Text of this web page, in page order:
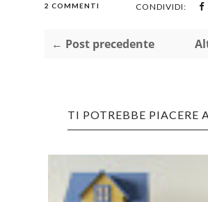
2 COMMENTI CONDIVIDI:
← Post precedente
TI POTREBBE PIACERE